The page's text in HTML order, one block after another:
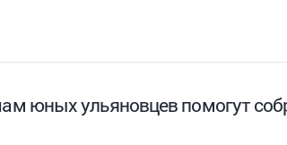
юных ульяновцев помогут